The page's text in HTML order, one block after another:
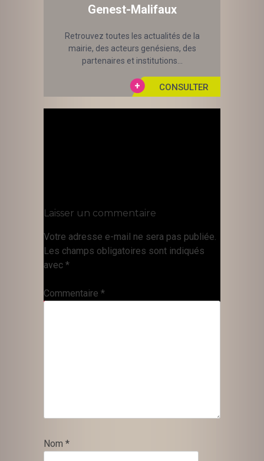
Genest-Malifaux
Retrouvez toutes les actualités de la
mairie, des acteurs genésiens, des
partenaires et institutions...
Laisser un commentaire
Votre adresse e-mail ne sera pas publiée.
Les champs obligatoires sont indiqués
avec *
Commentaire *
Nom *